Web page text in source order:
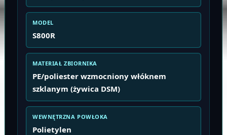
MODEL
S800R
MATERIAŁ ZBIORNIKA
PE/poliester wzmocniony włóknem
szklanym (żywica DSM)
WEWNĘTRZNA POWŁOKA
Polietylen